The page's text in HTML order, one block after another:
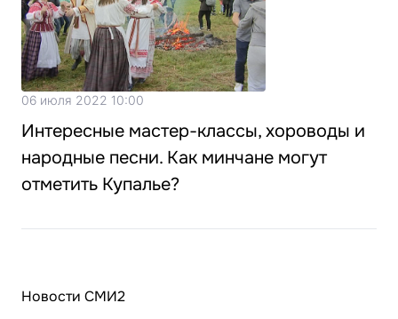
06 июля 2022 10:00
Интересные мастер-классы, хороводы и
народные песни. Как минчане могут
отметить Купалье?
Новости СМИ2